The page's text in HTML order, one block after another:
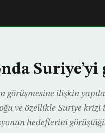
görüşmesine ilişkin
ve özellikle Suriye krizi
hedeflerini